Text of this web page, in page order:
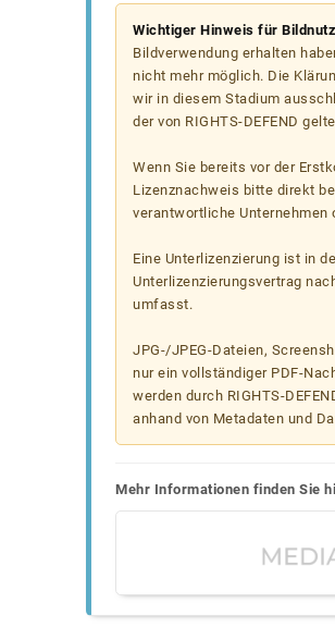
Wichtiger Hinweis für
Bildverwendung erhalten
nicht mehr möglich. Die
wir in diesem Stadium
der von RIGHTS-DEFEND
Wenn Sie bereits vor der
Lizenznachweis bitte direkt
verantwortliche
Eine Unterlizenzierung ist in
Unterlizenzierungsvertrag
umfasst.
JPG-/JPEG-Dateien,
nur ein vollständiger PDF-
werden durch RIGHTS-
anhand von Metadaten und
Mehr Informationen finden Sie